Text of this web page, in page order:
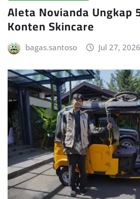
Aleta Novianda Ungkap
Konten Skincare
bagas.santoso Jul 27, 2026